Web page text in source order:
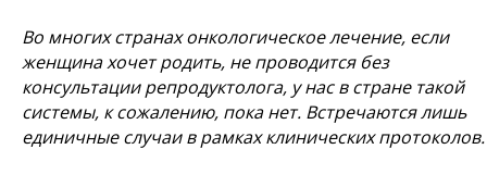
Во многих странах онкологическое лечение, если
женщина хочет родить, не проводится без
консультации репродуктолога, у нас в стране такой
системы, к сожалению, пока нет. Встречаются лишь
единичные случаи в рамках клинических протоколов.